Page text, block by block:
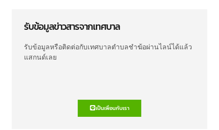
รับข้อมูลข่าวสารจากเทศบาล
รับข้อมูลหรือติดต่อกับเทศบาลตำบลชำฆ้อผ่านไลน์ได้แล้ว
แสกนด์เลย
เป็นเพื่อนกับเรา